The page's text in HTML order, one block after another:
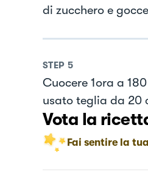
di zucchero e
STEP 5
Cuocere 1ora a
usato teglia da 20
Vota la
Fai sentire la